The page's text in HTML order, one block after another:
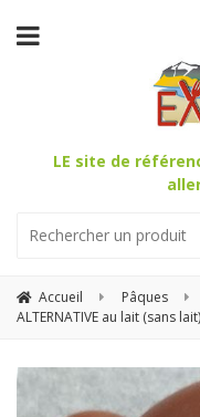
LE site de
Accueil Pâques
ALTERNATIVE au lait (sans